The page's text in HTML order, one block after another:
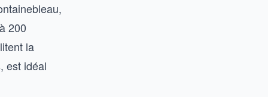
200
la
est idéal